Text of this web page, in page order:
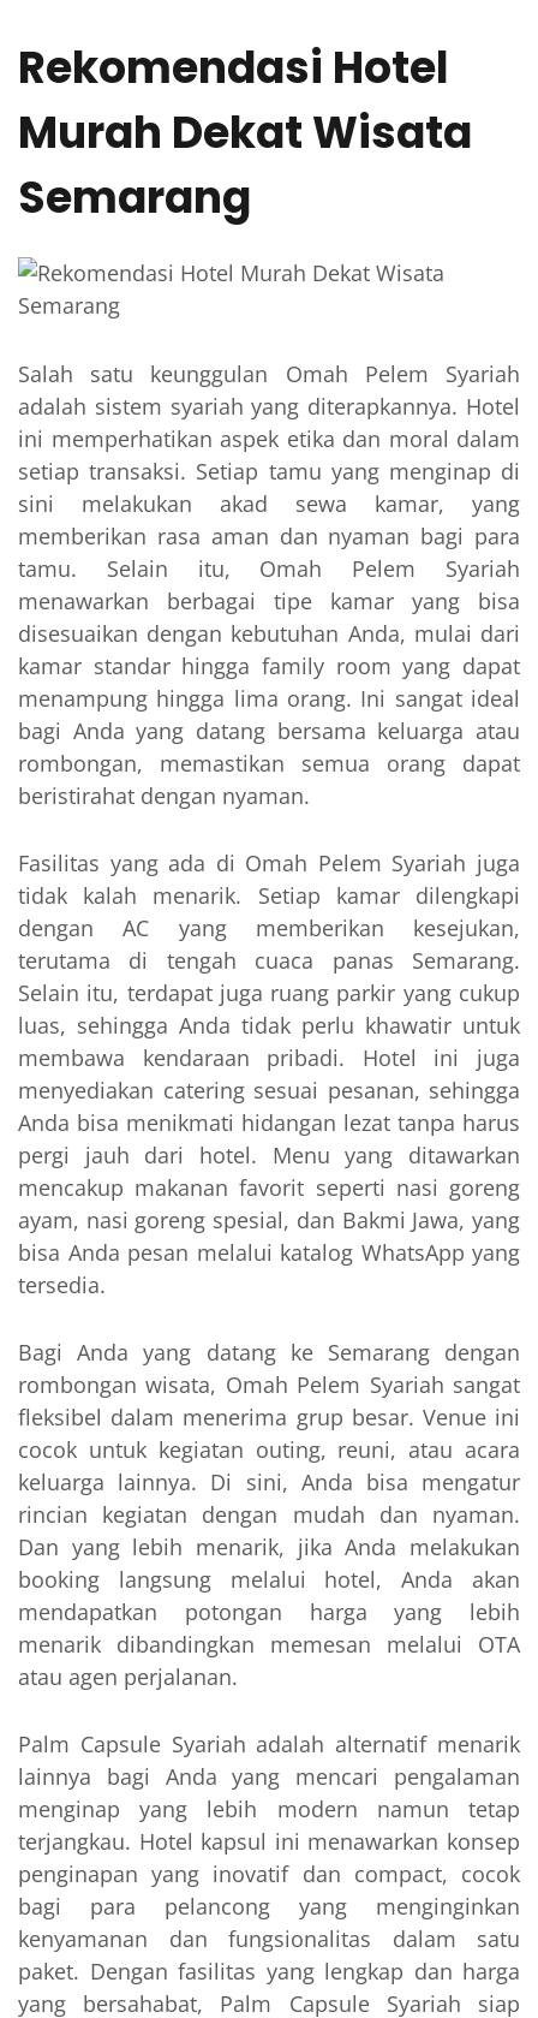
Rekomendasi Hotel
Murah Dekat Wisata
Semarang
Salah satu keunggulan Omah Pelem Syariah
adalah sistem syariah yang diterapkannya. Hotel
ini memperhatikan aspek etika dan moral dalam
setiap transaksi. Setiap tamu yang menginap di
sini melakukan akad sewa kamar, yang
memberikan rasa aman dan nyaman bagi para
tamu. Selain itu, Omah Pelem Syariah
menawarkan berbagai tipe kamar yang bisa
disesuaikan dengan kebutuhan Anda, mulai dari
kamar standar hingga family room yang dapat
menampung hingga lima orang. Ini sangat ideal
bagi Anda yang datang bersama keluarga atau
rombongan, memastikan semua orang dapat
beristirahat dengan nyaman.
Fasilitas yang ada di Omah Pelem Syariah juga
tidak kalah menarik. Setiap kamar dilengkapi
dengan AC yang memberikan kesejukan,
terutama di tengah cuaca panas Semarang.
Selain itu, terdapat juga ruang parkir yang cukup
luas, sehingga Anda tidak perlu khawatir untuk
membawa kendaraan pribadi. Hotel ini juga
menyediakan catering sesuai pesanan, sehingga
Anda bisa menikmati hidangan lezat tanpa harus
pergi jauh dari hotel. Menu yang ditawarkan
mencakup makanan favorit seperti nasi goreng
ayam, nasi goreng spesial, dan Bakmi Jawa, yang
bisa Anda pesan melalui katalog WhatsApp yang
tersedia.
Bagi Anda yang datang ke Semarang dengan
rombongan wisata, Omah Pelem Syariah sangat
fleksibel dalam menerima grup besar. Venue ini
cocok untuk kegiatan outing, reuni, atau acara
keluarga lainnya. Di sini, Anda bisa mengatur
rincian kegiatan dengan mudah dan nyaman.
Dan yang lebih menarik, jika Anda melakukan
booking langsung melalui hotel, Anda akan
mendapatkan potongan harga yang lebih
menarik dibandingkan memesan melalui OTA
atau agen perjalanan.
Palm Capsule Syariah adalah alternatif menarik
lainnya bagi Anda yang mencari pengalaman
menginap yang lebih modern namun tetap
terjangkau. Hotel kapsul ini menawarkan konsep
penginapan yang inovatif dan compact, cocok
bagi para pelancong yang menginginkan
kenyamanan dan fungsionalitas dalam satu
paket. Dengan fasilitas yang lengkap dan harga
yang bersahabat, Palm Capsule Syariah siap